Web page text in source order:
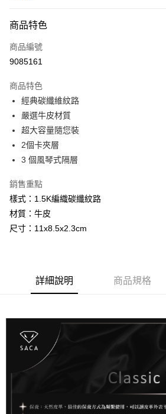
3 期 0 利率 每期
合作金庫商業銀行
上海商業儲蓄銀行
臺灣中小企業銀行
匯豐（台灣）商業銀行
聯邦商業銀行
元大商業銀行
玉山商業銀行
台灣樂天信用卡公司
超商取貨付款
LINE Pay
Apple Pay
街口支付
悠遊付
Google Pay
運送方式
全家取貨付款
每筆NT$60，滿NT$1,000(含以上)免運費
每筆NT$100，滿NT$1,000(含以上)免運費
國家/地區配送
商品特色
商品編號
9085161
商品特色
經典碳纖維紋路
嚴選牛皮材質
超大容量隨您裝
2個卡夾層
3 個風琴式隔層
銷售重點
樣式：1.5K編織碳纖紋路
材質：牛皮
尺寸：11x8.5x2.3cm
詳細說明 商品規格